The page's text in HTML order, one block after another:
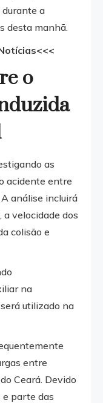
a
desta manhã.
o
as
acidente entre
análise incluirá
velocidade dos
colisão e
na
utilizado na
entre
Ceará. Devido
e parte das